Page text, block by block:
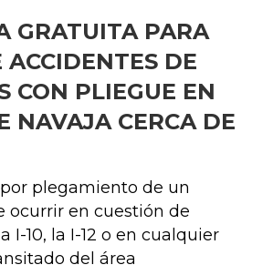
GRATUITA PARA
ACCIDENTES DE
CON PLIEGUE EN
NAVAJA CERCA DE
plegamiento de un
ocurrir en cuestión de
I-10, la I-12 o en cualquier
del área